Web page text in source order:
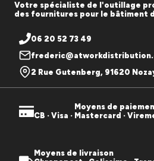
Votre spécialiste de l'outillage
des fournitures pour le bâtiment
06 20 52 73 49
2 Rue Gutenberg, 91620
Moyens de
CB · Visa · Mastercard ·
Moyens de livraison